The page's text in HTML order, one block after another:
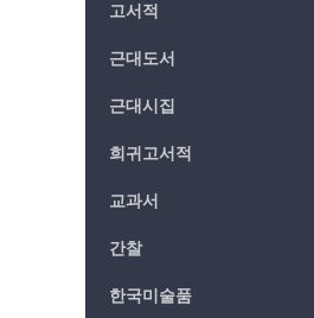
고서적
근대도서
근대시집
희귀고서적
교과서
간찰
한국미술품